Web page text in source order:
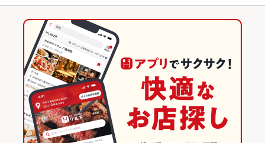
博多 × 和風
博多 × 創作
博多駅 × 居酒屋
博多駅 × 和風
博多駅 × 創作
博多駅（筑紫口・中央街） × 創作
福岡 × 居酒屋
福岡 × 和風
福岡 × 創作
チャンポン レバー
ビビンバ 石焼きビビンバ たこ焼き
福岡のグルメランキング
福岡の居酒屋ランキング
博多のグルメランキング
博多の居酒屋ランキング
博多駅（筑紫口・中央街）のグルメランキング